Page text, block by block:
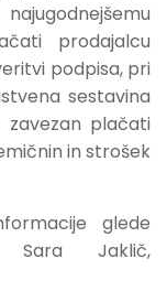
prodajalcu
podpisa, pri
sestavina
zavezan plačati
in strošek
glede
Sara Jaklič,